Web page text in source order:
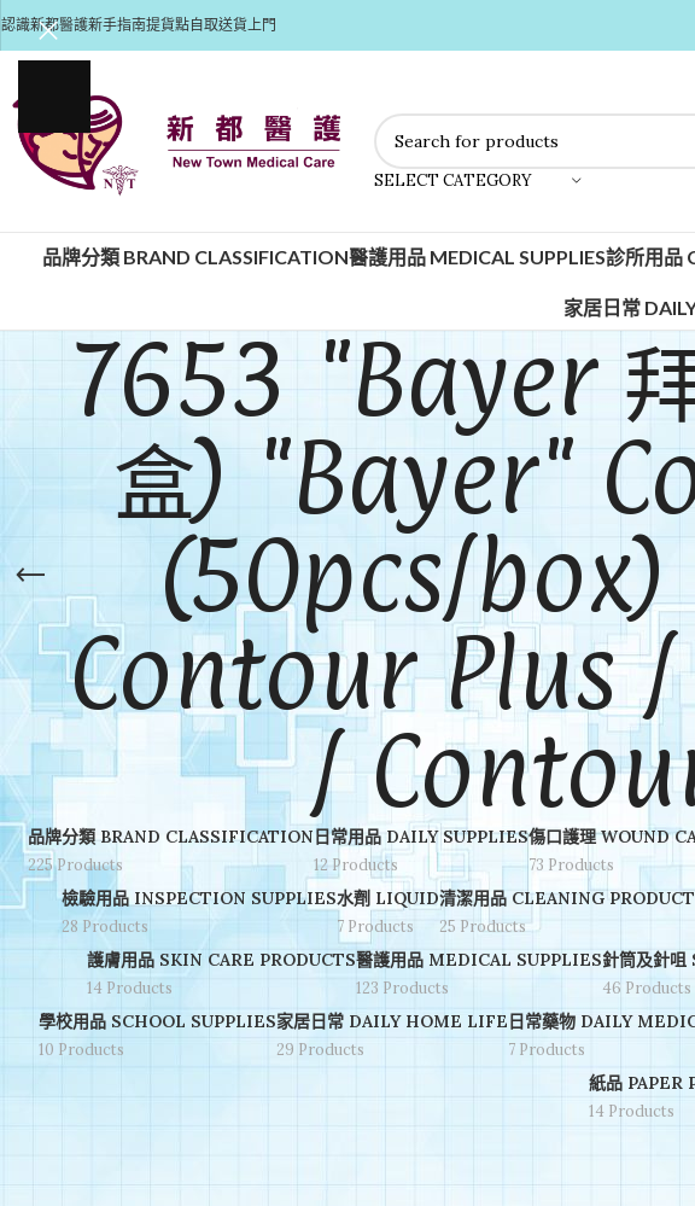
認識新都醫護新手指南提貨點自取送貨上門
SELECT CATEGORY
品牌分類 BRAND CLASSIFICATION醫護用品 MEDICAL SUPPLIES診所用品
家居日常
7653 "Bayer
盒) "Bayer"
(50pcs/box)
Contour Plus
/
品牌分類 BRAND CLASSIFICATION
225 Products
日常用品 DAILY SUPPLIES
12 Products
傷口護理 WOUND
73 Products
檢驗用品 INSPECTION SUPPLIES
28 Products
水劑 LIQUID
7 Products
清潔用品 CLEANING
25 Products
護膚用品 SKIN CARE PRODUCTS
14 Products
醫護用品 MEDICAL SUPPLIES
123 Products
針筒及針
46 Products
學校用品 SCHOOL SUPPLIES
10 Products
家居日常 DAILY HOME LIFE
29 Products
日常藥物 DAILY
7 Products
紙品 PAPER
14 Products
商品標籤為 “7653 "Bayer 拜安